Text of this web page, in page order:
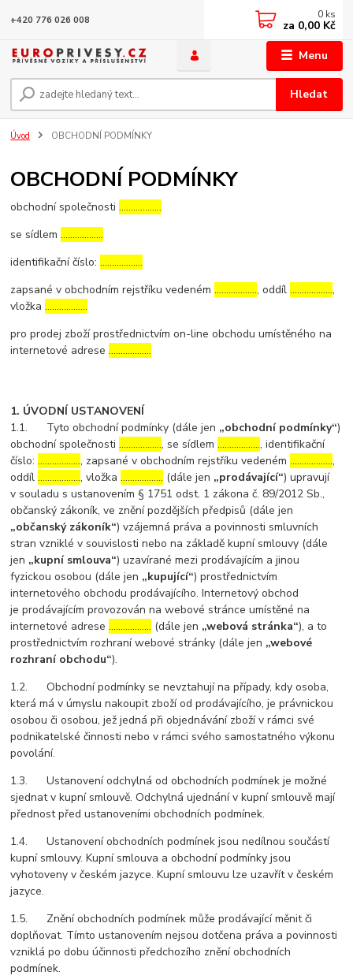
Menu
Hledat
+420 776 026 008 0 ks
za 0,00 Kč
Úvod OBCHODNÍ PODMÍNKY
OBCHODNÍ PODMÍNKY
obchodní společnosti………………
se sídlem………………
identifikační číslo:………………
zapsané v obchodním rejstříku vedeném………………, oddíl………………,
vložka………………
pro prodej zboží prostřednictvím on-line obchodu umístěného na
internetové adrese………………
1. ÚVODNÍ USTANOVENÍ
1.1. Tyto obchodní podmínky (dále jen „obchodní podmínky“)
obchodní společnosti………………, se sídlem………………, identifikační
číslo:………………, zapsané v obchodním rejstříku vedeném………………,
oddíl………………, vložka……………… (dále jen „prodávající“) upravují
v souladu s ustanovením § 1751 odst. 1 zákona č. 89/2012 Sb.,
občanský zákoník, ve znění pozdějších předpisů (dále jen
„občanský zákoník“) vzájemná práva a povinnosti smluvních
stran vzniklé v souvislosti nebo na základě kupní smlouvy (dále
jen „kupní smlouva“) uzavírané mezi prodávajícím a jinou
fyzickou osobou (dále jen „kupující“) prostřednictvím
internetového obchodu prodávajícího. Internetový obchod
je prodávajícím provozován na webové stránce umístěné na
internetové adrese……………… (dále jen „webová stránka“), a to
prostřednictvím rozhraní webové stránky (dále jen „webové
rozhraní obchodu“).
1.2. Obchodní podmínky se nevztahují na případy, kdy osoba,
která má v úmyslu nakoupit zboží od prodávajícího, je právnickou
osobou či osobou, jež jedná při objednávání zboží v rámci své
podnikatelské činnosti nebo v rámci svého samostatného výkonu
povolání.
1.3. Ustanovení odchylná od obchodních podmínek je možné
sjednat v kupní smlouvě. Odchylná ujednání v kupní smlouvě mají
přednost před ustanoveními obchodních podmínek.
1.4. Ustanovení obchodních podmínek jsou nedílnou součástí
kupní smlouvy. Kupní smlouva a obchodní podmínky jsou
vyhotoveny v českém jazyce. Kupní smlouvu lze uzavřít v českém
jazyce.
1.5. Znění obchodních podmínek může prodávající měnit či
doplňovat. Tímto ustanovením nejsou dotčena práva a povinnosti
vzniklá po dobu účinnosti předchozího znění obchodních
podmínek.